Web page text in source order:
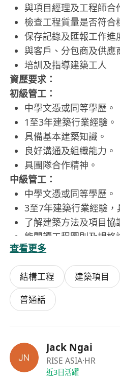
與項目經理及工程師合
檢查工程質量是否符合
保存記錄及匯報工作進
與客戶、分包商及供應
培訓及指導建築工人
資歷要求：
初級管工：
中學文憑或同等學歷。
1至3年建築行業經驗。
具備基本建築知識。
良好溝通及組織能力。
具團隊合作精神。
中級管工：
中學文憑或同等學歷。
3至7年建築行業經驗，
了解建築方法及項目協
能閱讀工程圖則及規格
具領導及解決問題能力。
高級管工：
中學文憑或同等學歷。
7年或以上建築行業經
優秀的溝通及領導能力。
查看更多
結構工程 建築項目
普通話
Jack Ngai
RISE ASIA·HR
近3日活躍